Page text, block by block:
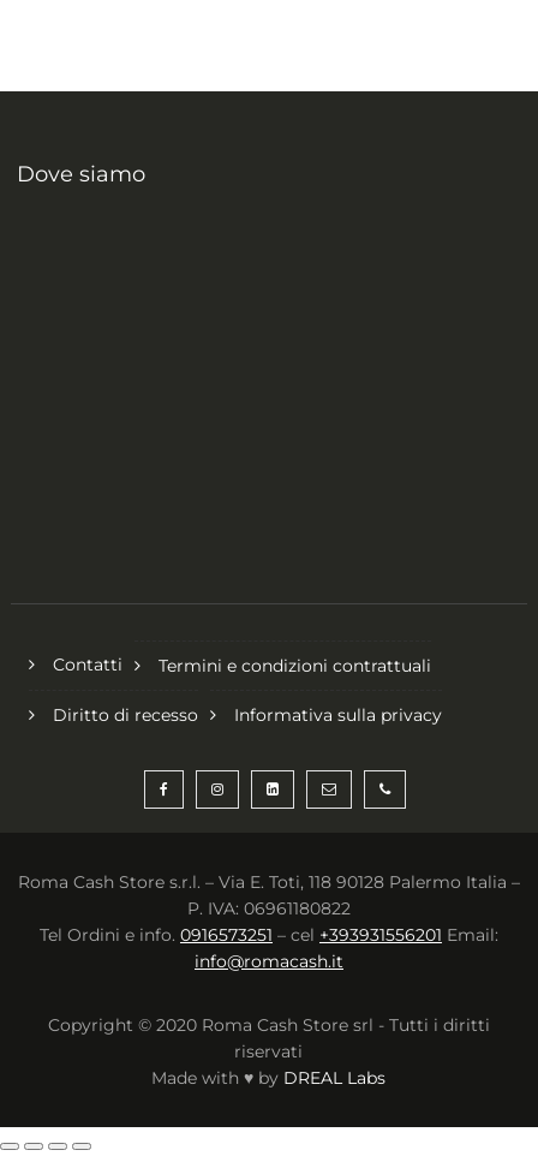
pagina
Dove siamo
Contatti Termini e condizioni contrattuali
Diritto di recesso Informativa sulla privacy
Roma Cash Store s.r.l. – Via E. Toti, 118 90128 Palermo Italia –
P. IVA: 06961180822
Tel Ordini e info. 0916573251 – cel +393931556201 Email:
info@romacash.it
Copyright © 2020 Roma Cash Store srl - Tutti i diritti
riservati
Made with ♥ by DREAL Labs